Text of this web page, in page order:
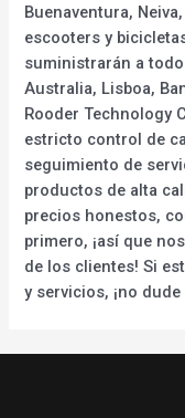
Buenaventura,
escooters y
suministrarán a
Australia, Lisboa,
Rooder Technology
estricto control de
seguimiento de
productos de alta
precios honestos,
primero, ¡así que
de los clientes! Si
y servicios, ¡no